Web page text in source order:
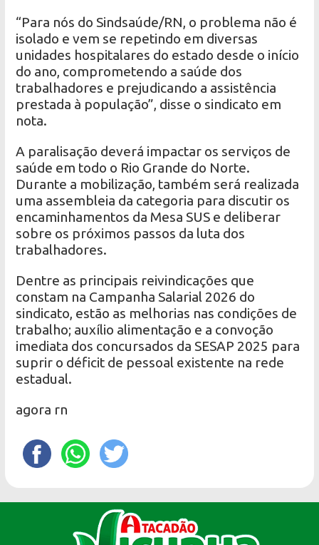
“Para nós do Sindsaúde/RN, o problema não é
isolado e vem se repetindo em diversas
unidades hospitalares do estado desde o início
do ano, comprometendo a saúde dos
trabalhadores e prejudicando a assistência
prestada à população”, disse o sindicato em
nota.
A paralisação deverá impactar os serviços de
saúde em todo o Rio Grande do Norte.
Durante a mobilização, também será realizada
uma assembleia da categoria para discutir os
encaminhamentos da Mesa SUS e deliberar
sobre os próximos passos da luta dos
trabalhadores.
Dentre as principais reivindicações que
constam na Campanha Salarial 2026 do
sindicato, estão as melhorias nas condições de
trabalho; auxílio alimentação e a convoção
imediata dos concursados da SESAP 2025 para
suprir o déficit de pessoal existente na rede
estadual.
agora rn